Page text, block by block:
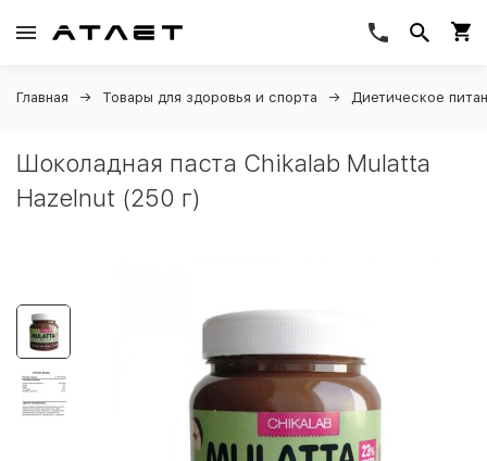
Главная Товары для здоровья и спорта Диетическое
Шоколадная паста Chikalab Mulatta
Hazelnut (250 г)